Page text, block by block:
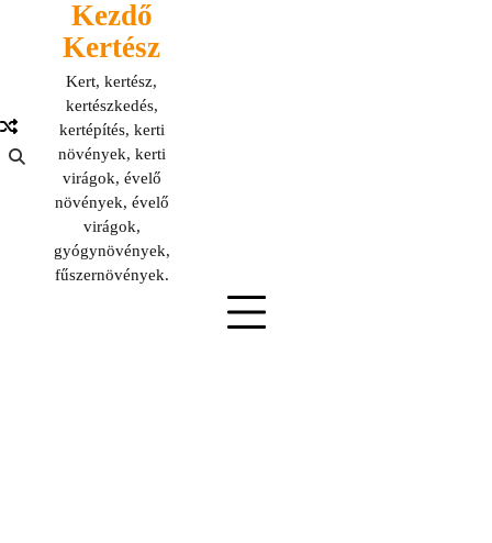
Kezdő
Kertész
Kert, kertész,
kertészkedés,
kertépítés, kerti
növények, kerti
virágok, évelő
növények, évelő
virágok,
gyógynövények,
fűszernövények.